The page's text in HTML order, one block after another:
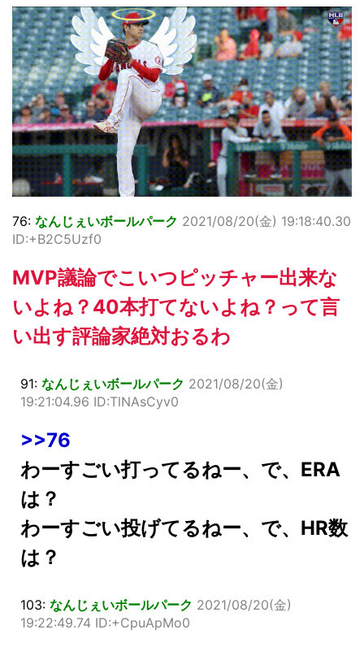
76: なんじぇいボールパーク 2021/08/20(金) 19:18:40.30
ID:+B2C5Uzf0
MVP議論でこいつピッチャー出来な
いよね？40本打てないよね？って言
い出す評論家絶対おるわ
91: なんじぇいボールパーク 2021/08/20(金)
19:21:04.96 ID:TlNAsCyv0
>>76
わーすごい打ってるねー、で、ERA
は？
わーすごい投げてるねー、で、HR数
は？
103: なんじぇいボールパーク 2021/08/20(金)
19:22:49.74 ID:+CpuApMo0